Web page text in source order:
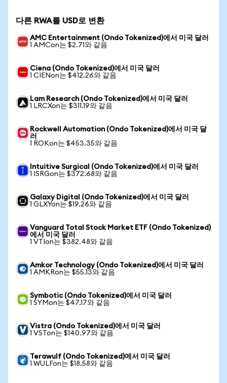
다른 RWA를 USD로 변환
AMC Entertainment (Ondo Tokenized)에서 미국 달러
1 AMCon는 $2.71와 같음
Ciena (Ondo Tokenized)에서 미국 달러
1 CIENon는 $412.26와 같음
Lam Research (Ondo Tokenized)에서 미국 달러
1 LRCXon는 $311.19와 같음
Rockwell Automation (Ondo Tokenized)에서 미국 달
러
1 ROKon는 $453.35와 같음
Intuitive Surgical (Ondo Tokenized)에서 미국 달러
1 ISRGon는 $372.68와 같음
Galaxy Digital (Ondo Tokenized)에서 미국 달러
1 GLXYon는 $19.26와 같음
Vanguard Total Stock Market ETF (Ondo Tokenized)
에서 미국 달러
1 VTIon는 $382.48와 같음
Amkor Technology (Ondo Tokenized)에서 미국 달러
1 AMKRon는 $55.13와 같음
Symbotic (Ondo Tokenized)에서 미국 달러
1 SYMon는 $47.17와 같음
Vistra (Ondo Tokenized)에서 미국 달러
1 VSTon는 $140.97와 같음
Terawulf (Ondo Tokenized)에서 미국 달러
1 WULFon는 $18.58와 같음